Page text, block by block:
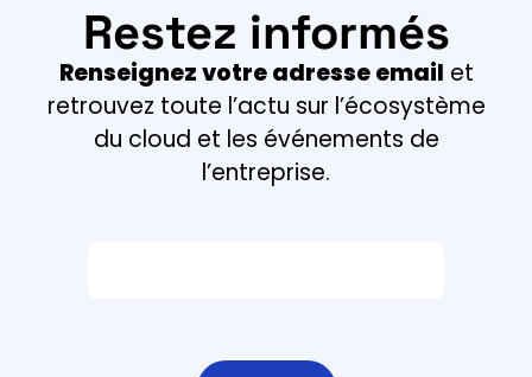
Restez informés
Renseignez votre adresse email et
retrouvez toute l’actu sur l’écosystème
du cloud et les événements de
l’entreprise.